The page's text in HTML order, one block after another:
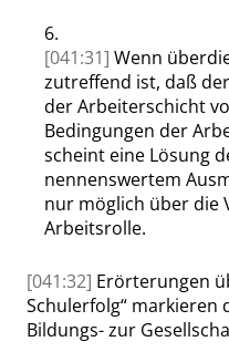
6.
[041:31] Wenn
zutreffend ist, daß
der Arbeiterschicht
Bedingungen der
scheint eine Lösung
nennenswertem
nur möglich über die
Arbeitsrolle.
[041:32] Erörterungen
Schulerfolg“ markieren
Bildungs- zur